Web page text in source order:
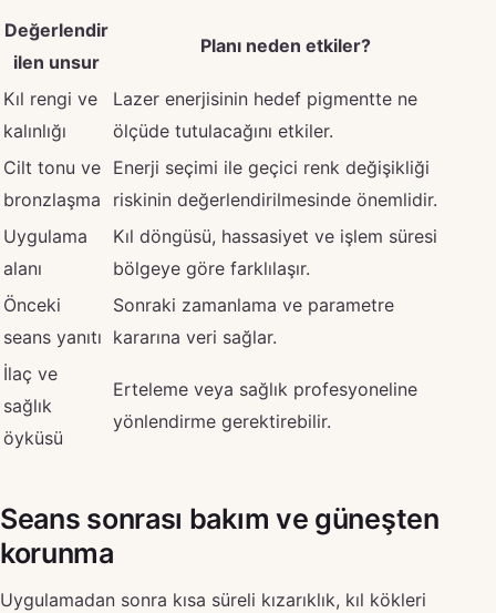
Değerlendir
ilen unsur
Planı neden etkiler?
Kıl rengi ve
kalınlığı
Lazer enerjisinin hedef pigmentte ne
ölçüde tutulacağını etkiler.
Cilt tonu ve
bronzlaşma
Enerji seçimi ile geçici renk değişikliği
riskinin değerlendirilmesinde önemlidir.
Uygulama
alanı
Kıl döngüsü, hassasiyet ve işlem süresi
bölgeye göre farklılaşır.
Önceki
seans yanıtı
Sonraki zamanlama ve parametre
kararına veri sağlar.
İlaç ve
sağlık
öyküsü
Erteleme veya sağlık profesyoneline
yönlendirme gerektirebilir.
Seans sonrası bakım ve güneşten
korunma
Uygulamadan sonra kısa süreli kızarıklık, kıl kökleri